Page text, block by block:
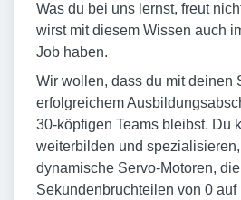
Was du bei uns lernst, freut
wirst mit diesem Wissen auch
Job haben.
Wir wollen, dass du mit deinen
erfolgreichem
30-köpfigen Teams bleibst. Du
weiterbilden und
dynamische Servo-Motoren,
Sekundenbruchteilen von 0